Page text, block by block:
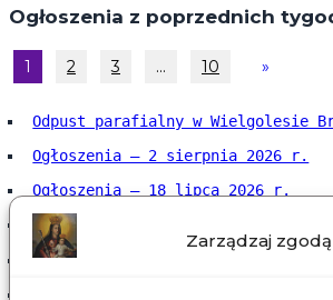
Zarządzaj zgodą
Ogłoszenia z poprzednich
1 2 3 … 10 »
Odpust parafialny w Wielgolesie
Ogłoszenia – 2 sierpnia 2026 r.
Ogłoszenia – 18 lipca 2026 r.
Ogłoszenia – 12 lipca 2026 r.
Ogłoszenia – 5 lipca 2026 r.